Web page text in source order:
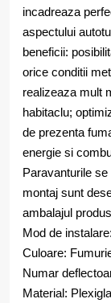
incadreaza
aspectului
beneficii:
orice conditii
realizeaza mult
habitaclu;
de prezenta
energie si
Paravanturile
montaj sunt
ambalajul
Mod de
Culoare:
Numar
Material: